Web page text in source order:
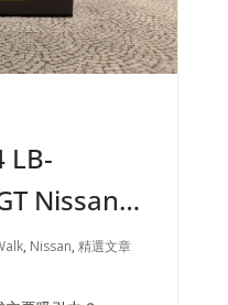
LB-
Nissan…
, Nissan, 精選文章